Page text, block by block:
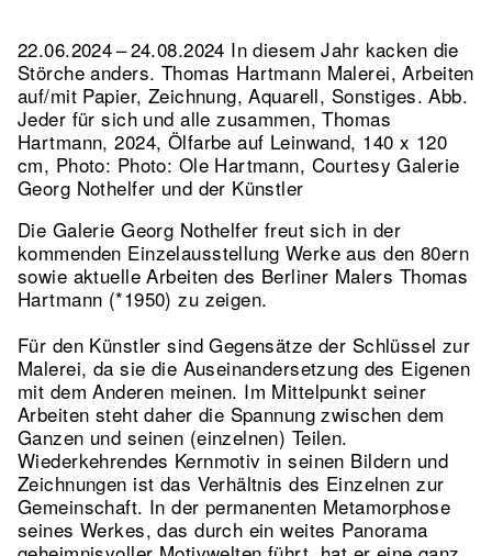
22.06.2024 – 24.08.2024 In diesem Jahr kacken die
Störche anders. Thomas Hartmann Malerei, Arbeiten
auf/mit Papier, Zeichnung, Aquarell, Sonstiges.Abb.
Jeder für sich und alle zusammen, Thomas
Hartmann, 2024, Ölfarbe auf Leinwand, 140 x 120
cm, Photo: Photo: Ole Hartmann, Courtesy Galerie
Georg Nothelfer und der Künstler
Die Galerie Georg Nothelfer freut sich in der
kommenden Einzelausstellung Werke aus den 80ern
sowie aktuelle Arbeiten des Berliner Malers Thomas
Hartmann (*1950) zu zeigen.
Für den Künstler sind Gegensätze der Schlüssel zur
Malerei, da sie die Auseinandersetzung des Eigenen
mit dem Anderen meinen. Im Mittelpunkt seiner
Arbeiten steht daher die Spannung zwischen dem
Ganzen und seinen (einzelnen) Teilen.
Wiederkehrendes Kernmotiv in seinen Bildern und
Zeichnungen ist das Verhältnis des Einzelnen zur
Gemeinschaft. In der permanenten Metamorphose
seines Werkes, das durch ein weites Panorama